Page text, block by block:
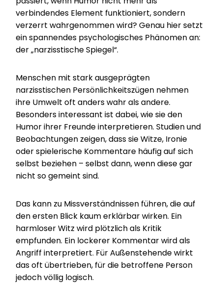
verbindendes Element funktioniert, sondern
verzerrt wahrgenommen wird? Genau hier setzt
ein spannendes psychologisches Phänomen an:
der „narzisstische Spiegel“.
Menschen mit stark ausgeprägten
narzisstischen Persönlichkeitszügen nehmen
ihre Umwelt oft anders wahr als andere.
Besonders interessant ist dabei, wie sie den
Humor ihrer Freunde interpretieren. Studien und
Beobachtungen zeigen, dass sie Witze, Ironie
oder spielerische Kommentare häufig auf sich
selbst beziehen – selbst dann, wenn diese gar
nicht so gemeint sind.
Das kann zu Missverständnissen führen, die auf
den ersten Blick kaum erklärbar wirken. Ein
harmloser Witz wird plötzlich als Kritik
empfunden. Ein lockerer Kommentar wird als
Angriff interpretiert. Für Außenstehende wirkt
das oft übertrieben, für die betroffene Person
jedoch völlig logisch.